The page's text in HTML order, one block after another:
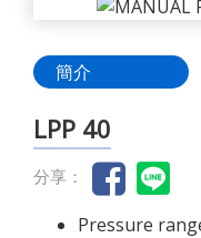
簡介
LPP 40
分享：
Pressure